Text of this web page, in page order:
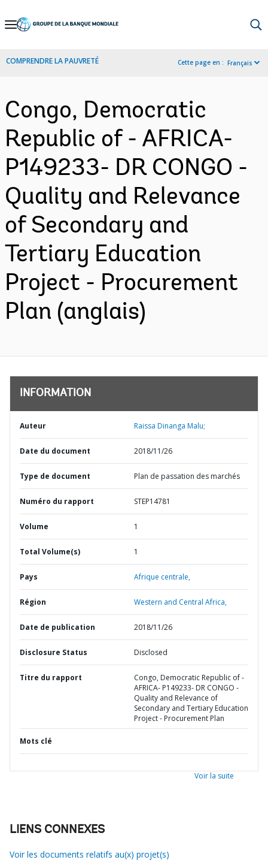
Skip
Navigation
COMPRENDRE LA PAUVRETÉ Cette page en : Français
Congo, Democratic
Republic of - AFRICA-
P149233- DR CONGO -
Quality and Relevance
of Secondary and
Tertiary Education
Project - Procurement
Plan (anglais)
INFORMATION
Auteur Raissa Dinanga Malu;
Date du document 2018/11/26
Type de document Plan de passation des marchés
Numéro du rapport STEP14781
Volume 1
Total Volume(s) 1
Pays Afrique centrale,
Région Western and Central Africa,
Date de publication 2018/11/26
Disclosure Status Disclosed
Titre du rapport
Congo, Democratic Republic of -
AFRICA- P149233- DR CONGO -
Quality and Relevance of
Secondary and Tertiary Education
Project - Procurement Plan
Mots clé
Voir la suite
LIENS CONNEXES
Voir les documents relatifs au(x) projet(s)